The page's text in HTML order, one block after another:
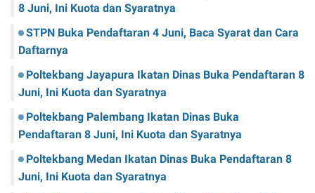
8 Juni, Ini Kuota dan Syaratnya
STPN Buka Pendaftaran 4 Juni, Baca Syarat dan Cara
Daftarnya
Poltekbang Jayapura Ikatan Dinas Buka Pendaftaran 8
Juni, Ini Kuota dan Syaratnya
Poltekbang Palembang Ikatan Dinas Buka
Pendaftaran 8 Juni, Ini Kuota dan Syaratnya
Poltekbang Medan Ikatan Dinas Buka Pendaftaran 8
Juni, Ini Kuota dan Syaratnya